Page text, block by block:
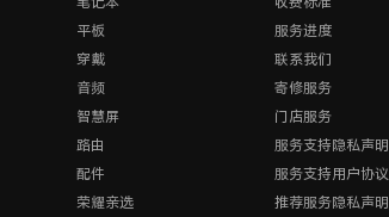
平板
穿戴
音频
智慧屏
路由
配件
荣耀亲选
服务进度
联系我们
寄修服务
门店服务
服务支持隐私声明
服务支持用户协议
推荐服务隐私声明